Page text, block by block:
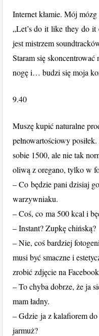
Internet kłamie. Mój
„Let’s do it like they do
jest mistrzem
Staram się
nogę i… budzi się moja
9.40
Muszę kupić naturalne
pełnowartościowy
sobie 1500, ale nie tak
oliwą z oregano, tylko w
– Co będzie pani dzisiaj
warzywniaku.
– Coś, co ma 500 kcal i
– Instant? Zupkę chińską?
– Nie, coś bardziej
musi być smaczne i
zrobić zdjęcie na
– To chyba dobrze, że ja
mam ładny.
– Gdzie ja z kalafiorem
jarmuż?